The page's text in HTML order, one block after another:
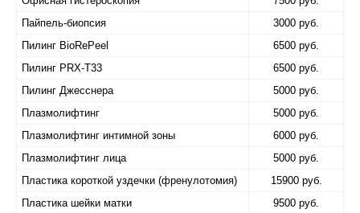
Пайпель-биопсия
3000 руб.
Пилинг BioRePeel
6500 руб.
Пилинг PRX-T33
6500 руб.
Пилинг Джесснера
5000 руб.
Плазмолифтинг
5000 руб.
Плазмолифтинг интимной зоны
6000 руб.
Плазмолифтинг лица
5000 руб.
Пластика короткой уздечки (френулотомия)
15900 руб.
Пластика шейки матки
9500 руб.